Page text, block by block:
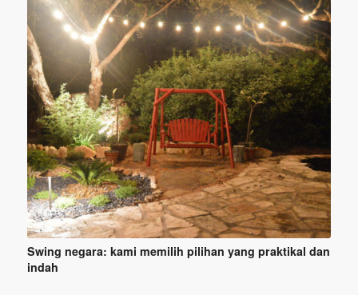
Swing negara: kami memilih pilihan yang praktikal dan
indah